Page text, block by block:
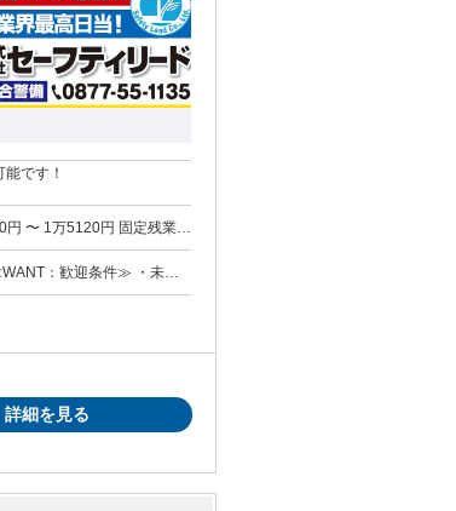
です！
詳細を見る